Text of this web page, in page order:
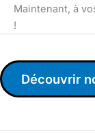
Maintenant, à
!
Découvrir